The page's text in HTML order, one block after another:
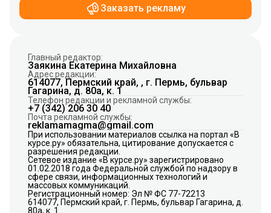
Заказать рекламу
Главный редактор:
Заякина Екатерина Михайловна
Адрес редакции:
614077, Пермский край, , г. Пермь, бульвар
Гагарина, д. 80а, к. 1
Телефон редакции и рекламной службы:
+7 (342) 206 30 40
Почта рекламной службы:
reklamamagma@gmail.com
При использовании материалов ссылка на портал «В
курсе.ру» обязательна, цитирование допускается с
разрешения редакции.
Сетевое издание «В курсе.ру» зарегистрировано
01.02.2018 года Федеральной службой по надзору в
сфере связи, информационных технологий и
массовых коммуникаций.
Регистрационный номер: Эл № ФС 77-72213
614077, Пермский край, г. Пермь, бульвар Гагарина, д.
80а, к. 1